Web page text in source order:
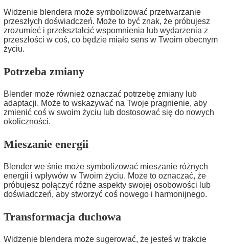
Widzenie blendera może symbolizować przetwarzanie
przeszłych doświadczeń. Może to być znak, że próbujesz
zrozumieć i przekształcić wspomnienia lub wydarzenia z
przeszłości w coś, co będzie miało sens w Twoim obecnym
życiu.
Potrzeba zmiany
Blender może również oznaczać potrzebę zmiany lub
adaptacji. Może to wskazywać na Twoje pragnienie, aby
zmienić coś w swoim życiu lub dostosować się do nowych
okoliczności.
Mieszanie energii
Blender we śnie może symbolizować mieszanie różnych
energii i wpływów w Twoim życiu. Może to oznaczać, że
próbujesz połączyć różne aspekty swojej osobowości lub
doświadczeń, aby stworzyć coś nowego i harmonijnego.
Transformacja duchowa
Widzenie blendera może sugerować, że jesteś w trakcie